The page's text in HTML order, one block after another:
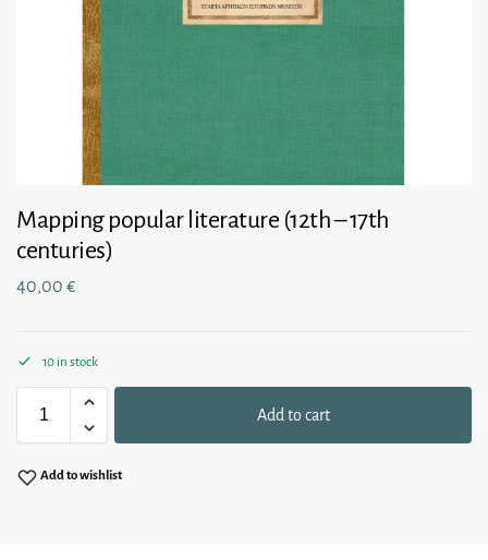
Mapping popular literature (12th – 17th
centuries)
40,00 €
10 in stock
Add to cart
Add to wishlist